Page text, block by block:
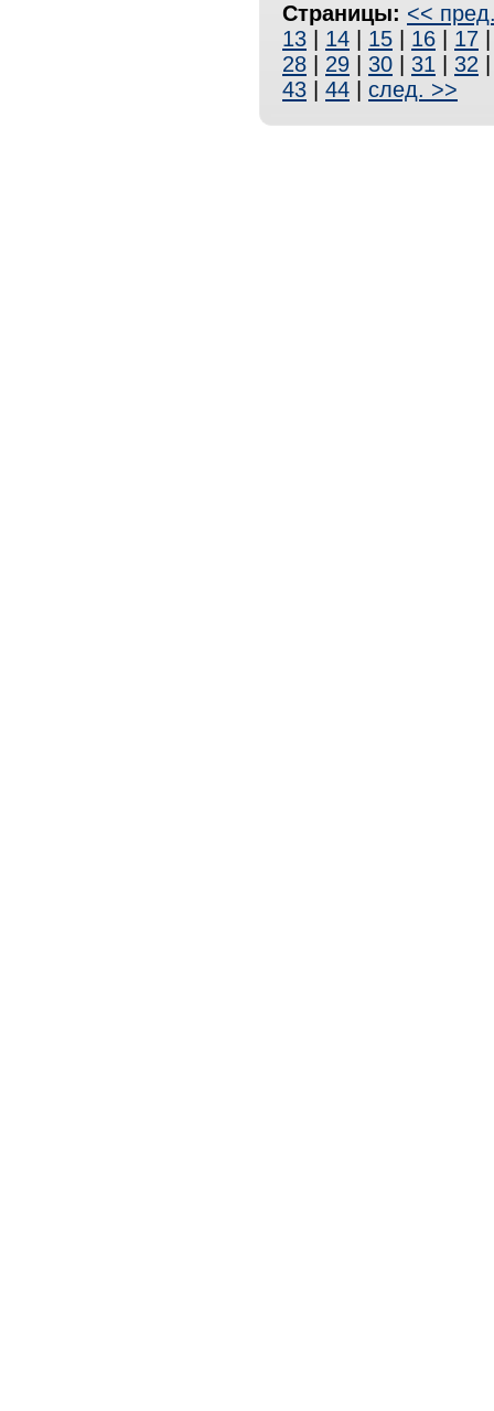
Страницы: <<
13
14 15 16 17
28
29 30 31 32
43
44 след. >>